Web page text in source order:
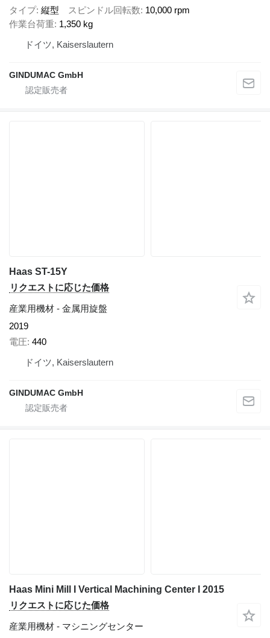
タイプ 縦型 スピンドル回転数 10,000 rpm
作業台荷重 1,350 kg
ドイツ, Kaiserslautern
GINDUMAC GmbH
Haas ST-15Y
リクエストに応じた価格
産業用機材 - 金属用旋盤
2019
電圧 440
ドイツ, Kaiserslautern
GINDUMAC GmbH
Haas Mini Mill I Vertical Machining Center I 2015
リクエストに応じた価格
産業用機材 - マシニングセンター